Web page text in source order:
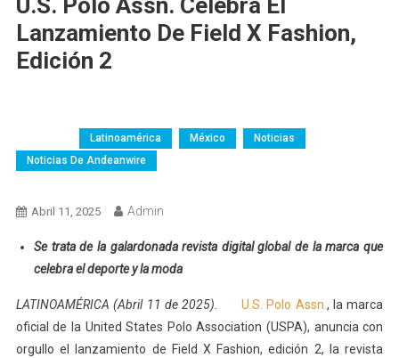
U.S. Polo Assn. Celebra El
Lanzamiento De Field X Fashion,
Edición 2
Latinoamérica México
Noticias
Noticias De Andeanwire
Abril 11, 2025 Admin
Se trata de la galardonada revista digital global de la marca que
celebra el deporte y la moda
LATINOAMÉRICA (Abril 11 de 2025). U.S. Polo Assn., la marca
oficial de la United States Polo Association (USPA), anuncia con
orgullo el lanzamiento de Field X Fashion, edición 2, la revista